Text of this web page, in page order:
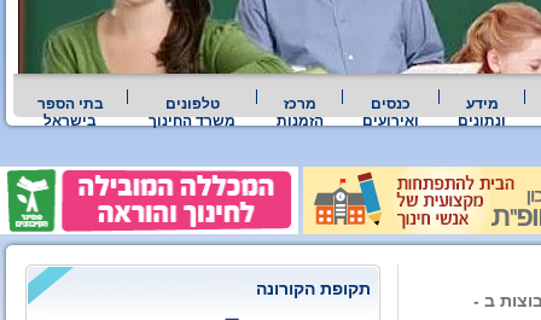
מידע
ונתונים
כנסים
ואירועים
מרכז
הזמנות
טלפונים
משרד החינוך
בתי הספר
בישראל
ב -
תקופת הקורונה